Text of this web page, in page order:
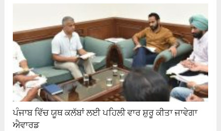
ਪੰਜਾਬ ਵਿੱਚ ਯੂਥ ਕਲੱਬਾਂ ਲਈ ਪਹਿਲੀ ਵਾਰ ਸ਼ੁਰੂ ਕੀਤਾ ਜਾਵੇਗਾ
ਐਵਾਰਡ